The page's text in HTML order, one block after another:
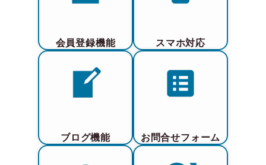
会員登録機能 スマホ対応
ブログ機能 お問合せフォーム